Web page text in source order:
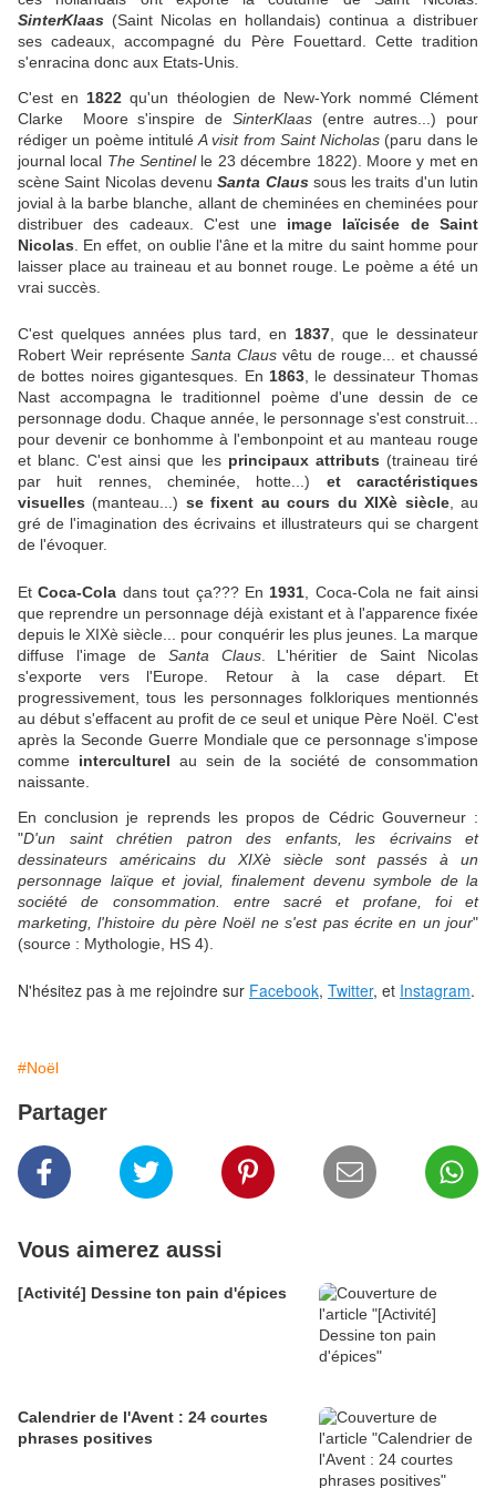
SinterKlaas (Saint Nicolas en hollandais) continua a distribuer
ses cadeaux, accompagné du Père Fouettard. Cette tradition
s'enracina donc aux Etats-Unis.
C'est en 1822qu'un théologien de New-York nommé Clément
Clarke Moore s'inspire de SinterKlaas (entre autres...) pour
rédiger un poème intituléA visit from Saint Nicholas (paru dans le
journal local The Sentinelle 23 décembre 1822). Moore y met en
scène Saint Nicolas devenuSanta Claussous les traits d'un lutin
jovial à la barbe blanche, allant de cheminées en cheminées pour
distribuer des cadeaux. C'est une image laïcisée de Saint
Nicolas . En effet, on oublie l'âne et la mitre du saint homme pour
laisser place au traineau et au bonnet rouge. Le poème a été un
vrai succès.
C'est quelques années plus tard, en 1837, que le dessinateur
Robert Weir représente Santa Claus vêtu de rouge... et chaussé
de bottes noires gigantesques. En 1863, le dessinateur Thomas
Nast accompagna le traditionnel poème d'une dessin de ce
personnage dodu. Chaque année, le personnage s'est construit...
pour devenir ce bonhomme à l'embonpoint et au manteau rouge
et blanc. C'est ainsi que les principaux attributs (traineau tiré
par huit rennes, cheminée, hotte...) et caractéristiques
visuelles (manteau...) se fixent au cours du XIXè siècle, au
gré de l'imagination des écrivains et illustrateurs qui se chargent
de l'évoquer.
EtCoca-Cola dans tout ça??? En 1931 , Coca-Cola ne fait ainsi
que reprendre un personnage déjà existant et à l'apparence fixée
depuis le XIXè siècle... pour conquérir les plus jeunes. La marque
diffuse l'image de Santa Claus. L'héritier de Saint Nicolas
s'exporte vers l'Europe. Retour à la case départ. Et
progressivement, tous les personnages folkloriques mentionnés
au début s'effacent au profit de ce seul et unique Père Noël. C'est
après la Seconde Guerre Mondiale que ce personnage s'impose
comme interculturel au sein de la société de consommation
naissante.
En conclusion je reprends les propos de Cédric Gouverneur :
"D'un saint chrétien patron des enfants, les écrivains et
dessinateurs américains du XIXè siècle sont passés à un
personnage laïque et jovial, finalement devenu symbole de la
société de consommation. entre sacré et profane, foi et
marketing, l'histoire du père Noël ne s'est pas écrite en un jour"
(source : Mythologie, HS 4).
N'hésitez pas à me rejoindre sur Facebook, Twitter, et Instagram.
#Noël
Partager
Vous aimerez aussi
[Activité] Dessine ton pain d'épices
Calendrier de l'Avent : 24 courtes
phrases positives